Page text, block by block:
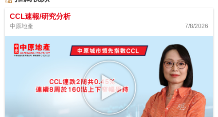
CCL速報/研究分析
中原地產 7/8/2026